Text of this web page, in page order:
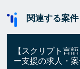
関連する案件
【スクリプト言
ー支援の求人・